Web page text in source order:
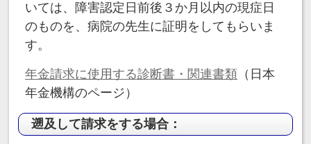
いては、障害認定日前後３か月以内の現症日
のものを、病院の先生に証明をしてもらいま
す。
年金請求に使用する診断書・関連書類 （日本
年金機構のページ）
遡及して請求をする場合：